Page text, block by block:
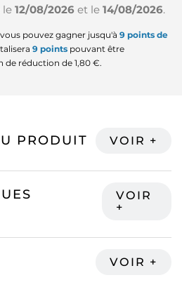
le 12/08/2026 et le 14/08/2026.
pouvez gagner jusqu'à 9 points de
9 points pouvant être
de réduction de 1,80 €.
PRODUIT